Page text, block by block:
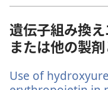
遺伝子組み換
または他の製剤
Use of